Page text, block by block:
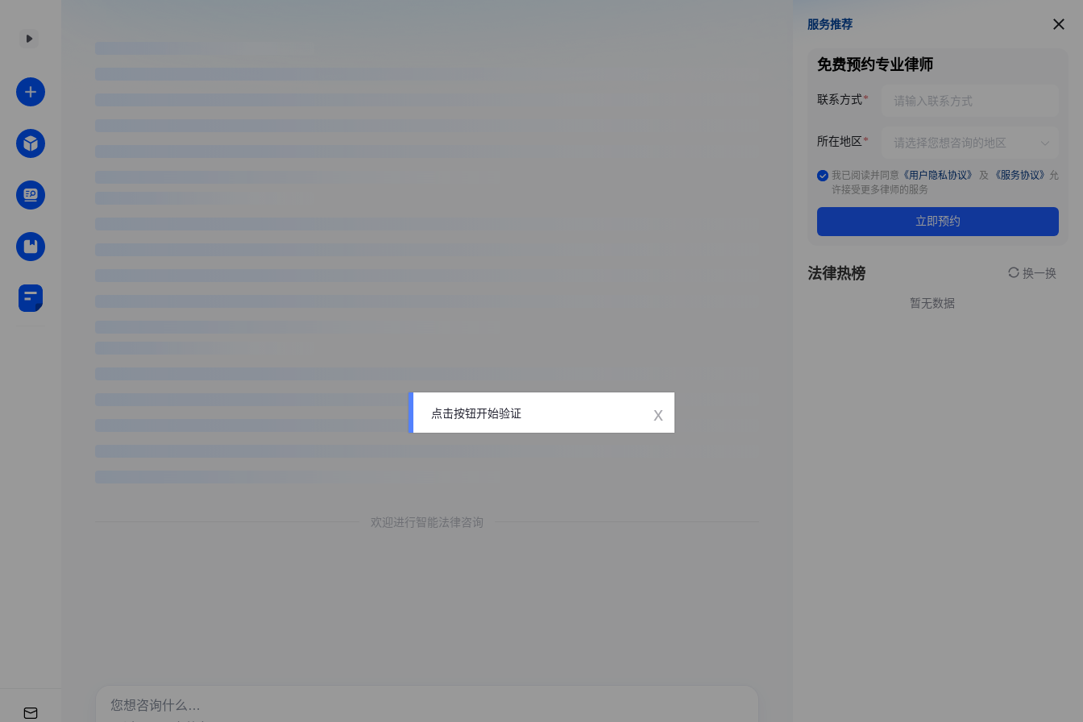
欢迎进行智能法律咨询
服务推荐
服务推荐
免费预约专业律师
联系方式
所在地区
我已阅读并同意 《用户隐私协议》 及 《服务协议》 允
许接受更多律师的服务
立即预约
法律热榜 换一换
暂无数据
点击按钮开始验证 x